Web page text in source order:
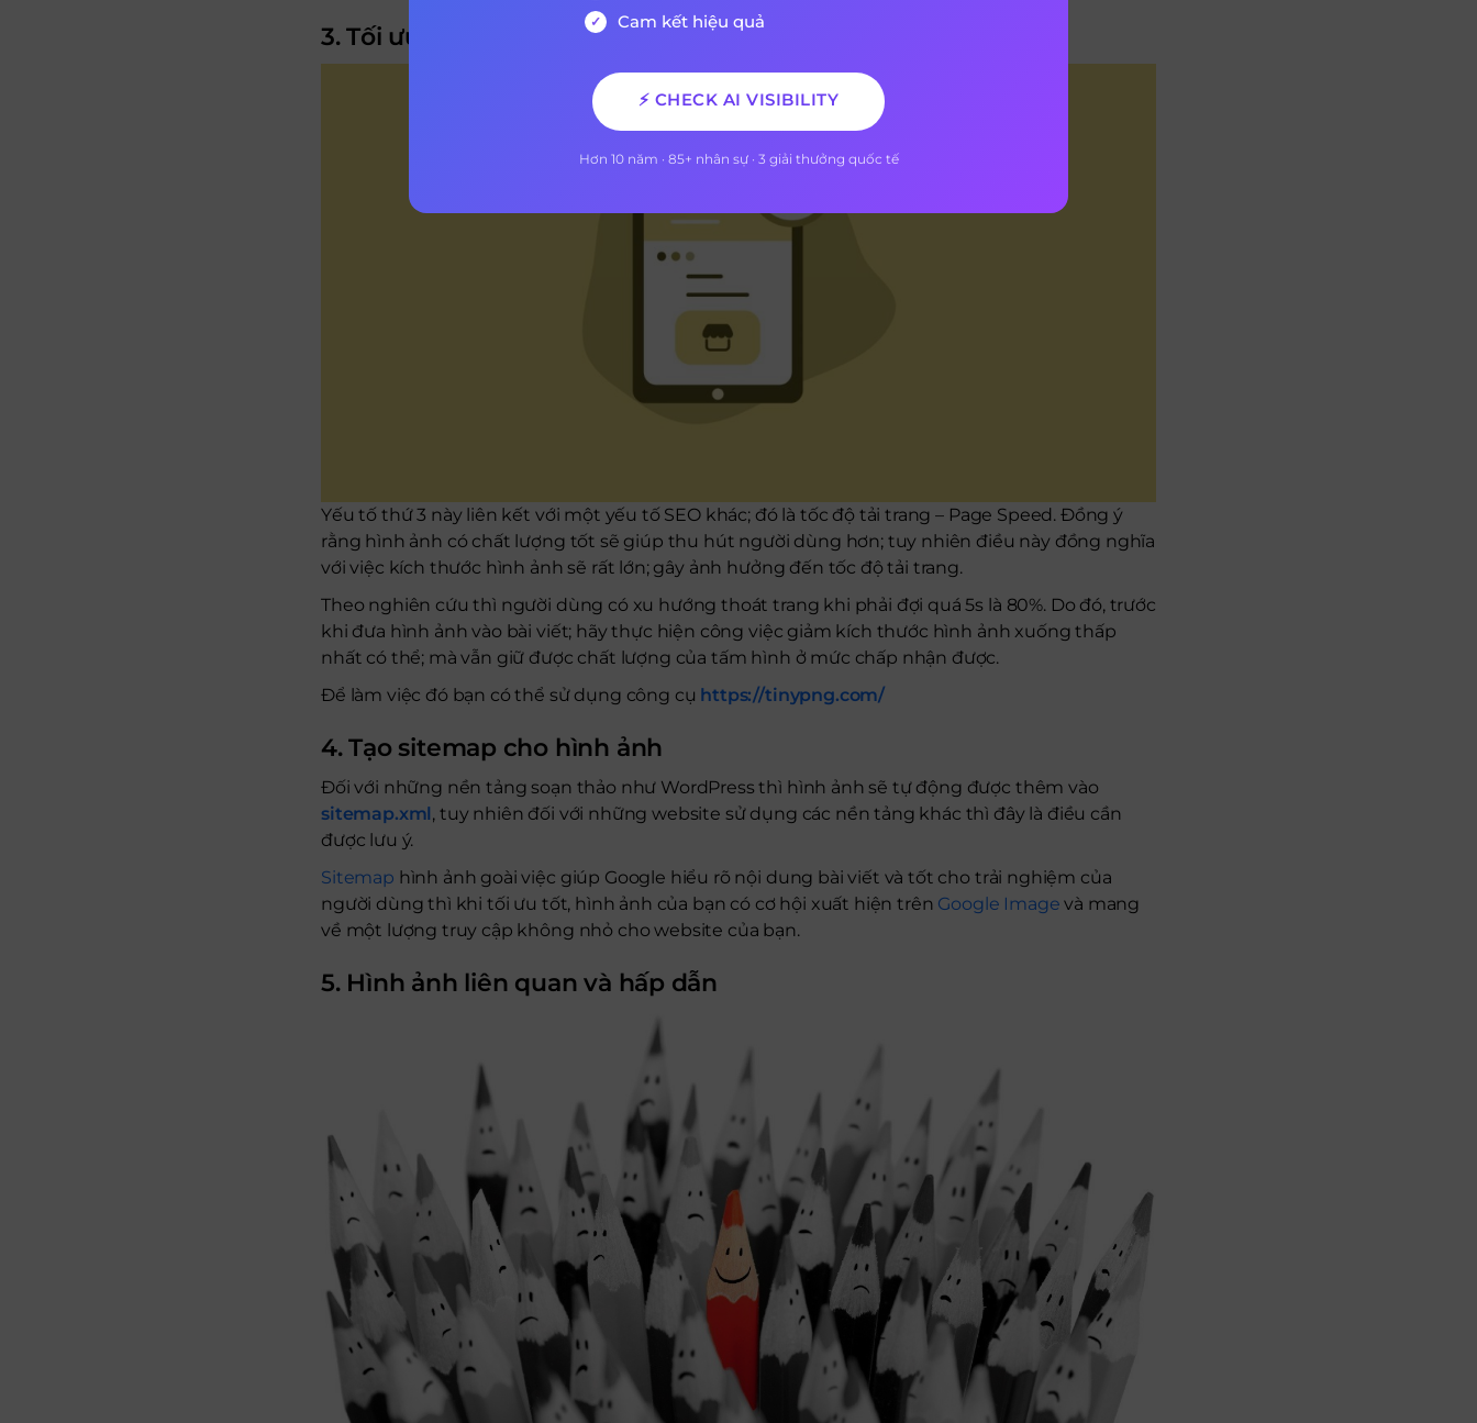
3. Tối ưu kích thước (size) Image
Yếu tố thứ 3 này liên kết với một yếu tố SEO khác; đó là tốc độ tải trang – Page Speed. Đồng ý
rằng hình ảnh có chất lượng tốt sẽ giúp thu hút người dùng hơn; tuy nhiên điều này đồng nghĩa
với việc kích thước hình ảnh sẽ rất lớn; gây ảnh hưởng đến tốc độ tải trang.
Theo nghiên cứu thì người dùng có xu hướng thoát trang khi phải đợi quá 5s là 80%. Do đó, trước
khi đưa hình ảnh vào bài viết; hãy thực hiện công việc giảm kích thước hình ảnh xuống thấp
nhất có thể; mà vẫn giữ được chất lượng của tấm hình ở mức chấp nhận được.
Để làm việc đó bạn có thể sử dụng công cụ https://tinypng.com/
4. Tạo sitemap cho hình ảnh
Đối với những nền tảng soạn thảo như WordPress thì hình ảnh sẽ tự động được thêm vào
sitemap.xml, tuy nhiên đối với những website sử dụng các nền tảng khác thì đây là điều cần
được lưu ý.
Sitemap hình ảnh goài việc giúp Google hiểu rõ nội dung bài viết và tốt cho trải nghiệm của
người dùng thì khi tối ưu tốt, hình ảnh của bạn có cơ hội xuất hiện trên Google Image và mang
về một lượng truy cập không nhỏ cho website của bạn.
5. Hình ảnh liên quan và hấp dẫn
Cam kết hiệu quả
⚡ CHECK AI VISIBILITY
Hơn 10 năm · 85+ nhân sự · 3 giải thưởng quốc tế